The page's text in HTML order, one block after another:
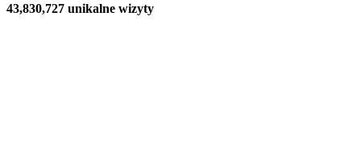
43,830,727 unikalne wizyty